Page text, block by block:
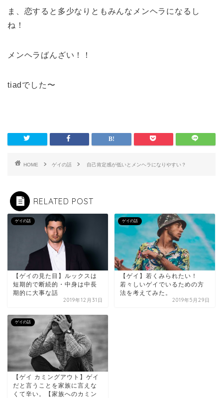
ま、恋すると多少なりともみんなメンヘラになるし
ね！
メンヘラばんざい！！
tiadでした〜
HOME ゲイの話 自己肯定感が低いとメンヘラになりやすい？
RELATED POST
ゲイの話
【ゲイの見た目】ルックスは
短期的で断続的・中身は中長
期的に大事な話
2019年12月31日
ゲイの話
【ゲイ】若くみられたい！
若々しいゲイでいるための方
法を考えてみた。
2019年5月29日
ゲイの話
【ゲイ カミングアウト】ゲイ
だと言うことを家族に言えな
くて辛い。【家族へのカミン